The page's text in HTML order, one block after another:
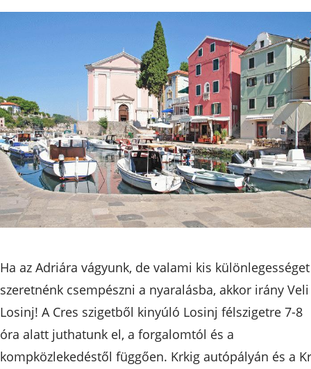
Ha az Adriára vágyunk, de valami kis
szeretnénk csempészni a nyaralásba, akkor irány Veli
Losinj! A Cres szigetből kinyúló Losinj félszigetre 7-8
óra alatt juthatunk el, a forgalomtól és a
kompközlekedéstől függően. Krkig autópályán és a